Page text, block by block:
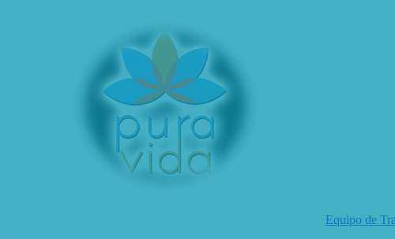
Equipo de